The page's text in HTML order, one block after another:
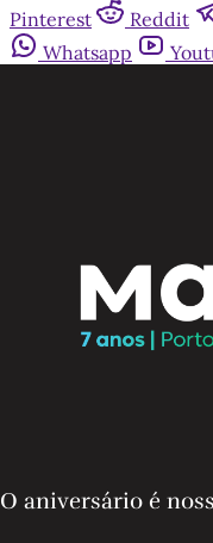
Pinterest
Reddit
Whatsapp
O aniversário é